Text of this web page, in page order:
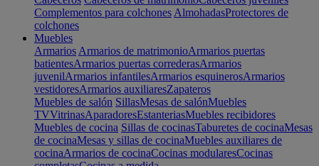
Complementos para colchones AlmohadasProtectores de
colchones
Muebles
Armarios Armarios de matrimonioArmarios puertas
batientesArmarios puertas correderasArmarios
juvenilArmarios infantilesArmarios esquinerosArmarios
vestidoresArmarios auxiliaresZapateros
Muebles de salón SillasMesas de salónMuebles
TVVitrinasAparadoresEstanteriasMuebles recibidores
Muebles de cocina Sillas de cocinasTaburetes de cocinaMesas
de cocinaMesas y sillas de cocinaMuebles auxiliares de
cocinaArmarios de cocinaCocinas modularesCocinas